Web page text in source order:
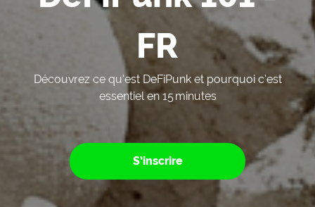
FR
Découvrez ce qu’est DeFiPunk et pourquoi c’est
essentiel en 15 minutes
S’inscrire